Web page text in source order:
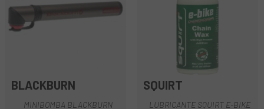
BLACKBURN
MINIBOMBA BLACKBURN
SQUIRT
LUBRICANTE SQUIRT E-BIKE